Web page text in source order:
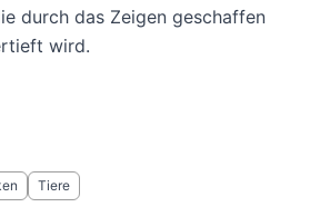
durch das Zeigen geschaffen
wird.
Tiere